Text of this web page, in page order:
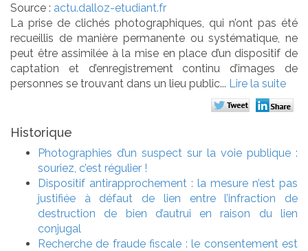
Source : actu.dalloz-etudiant.fr
La prise de clichés photographiques, qui n’ont pas été
recueillis de manière permanente ou systématique, ne
peut être assimilée à la mise en place d’un dispositif de
captation et d’enregistrement continu d’images de
personnes se trouvant dans un lieu public... Lire la suite
Historique
Photographies d’un suspect sur la voie publique :
souriez, c’est régulier !
Dispositif antirapprochement : la mesure n’est pas
justifiée à défaut de lien entre l’infraction de
destruction de bien d’autrui en raison du lien
conjugal
Recherche de fraude fiscale : le consentement est